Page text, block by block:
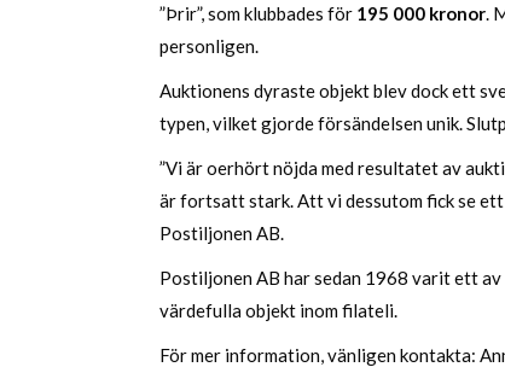
”Þrir”, som klubbades för 195 000 kronor.
personligen.
Auktionens dyraste objekt blev dock ett
typen, vilket gjorde försändelsen unik.
”Vi är oerhört nöjda med resultatet av
är fortsatt stark. Att vi dessutom fick se
Postiljonen AB.
Postiljonen AB har sedan 1968 varit ett
värdefulla objekt inom filateli.
För mer information, vänligen kontakta: